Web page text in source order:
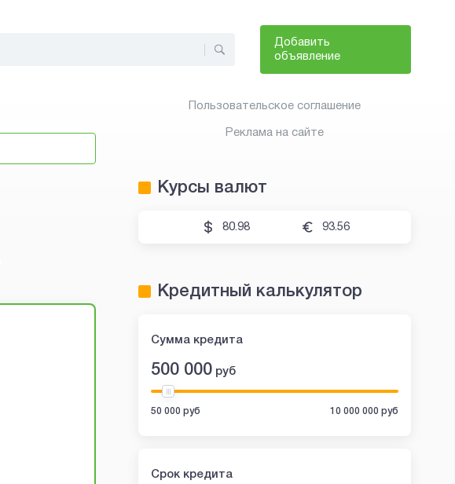
Добавить
объявление
Пользовательское соглашение
Реклама на сайте
Курсы валют
80.98 93.56
Кредитный калькулятор
Сумма кредита
500 000 руб
50 000 руб 10 000 000 руб
Срок кредита